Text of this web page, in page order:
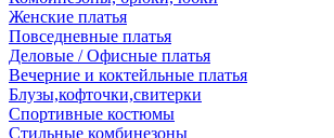
Женские платья
Повседневные платья
Деловые / Офисные платья
Вечерние и коктейльные платья
Блузы,кофточки,свитерки
Спортивные костюмы
Стильные комбинезоны